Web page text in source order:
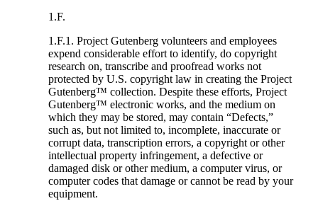
1.F.
1.F.1. Project Gutenberg volunteers and employees
expend considerable effort to identify, do copyright
research on, transcribe and proofread works not
protected by U.S. copyright law in creating the Project
Gutenberg™ collection. Despite these efforts, Project
Gutenberg™ electronic works, and the medium on
which they may be stored, may contain “Defects,”
such as, but not limited to, incomplete, inaccurate or
corrupt data, transcription errors, a copyright or other
intellectual property infringement, a defective or
damaged disk or other medium, a computer virus, or
computer codes that damage or cannot be read by your
equipment.